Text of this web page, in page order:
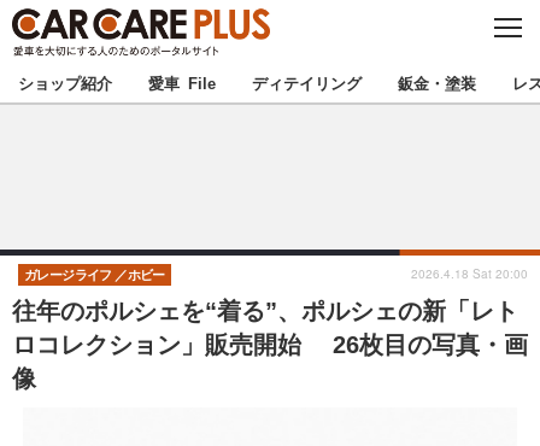
C
S
E
★カーケアプラス認定★ 厳選プロショップを地域から探す
甲信越 北陸
東海 関西
ショップ紹介 愛車 File ディテイリング 鈑金・塗装 レ
往年のポルシェを“着る”、ポルシェの新「レト
ロコレクション」販売開始 26枚目の写真・画
像
ガレージライフ ホビー 2026.4.18 Sat 20:00